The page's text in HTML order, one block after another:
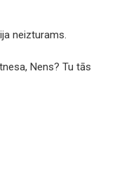
neizturams.
Nens? Tu tās